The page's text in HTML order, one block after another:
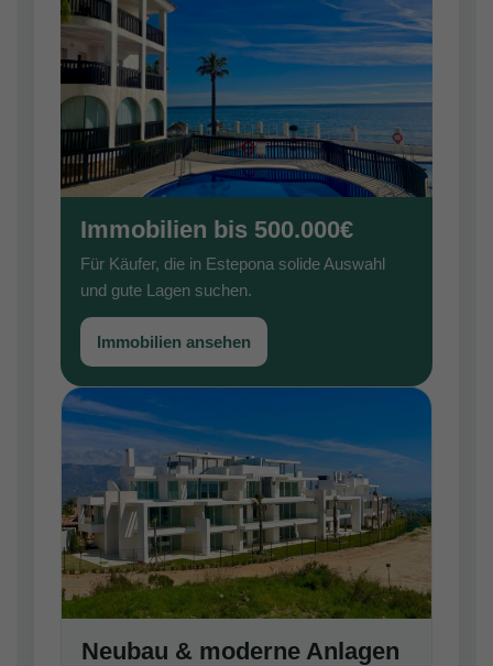
Immobilien bis 500.000€
Für Käufer, die in Estepona solide Auswahl
und gute Lagen suchen.
Immobilien ansehen
Neubau & moderne Anlagen